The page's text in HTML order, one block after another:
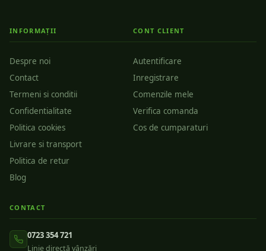
INFORMAȚII
Despre noi
Contact
Termeni si conditii
Confidentialitate
Politica cookies
Livrare si transport
Politica de retur
Blog
CONT CLIENT
Autentificare
Inregistrare
Comenzile mele
Verifica comanda
Cos de cumparaturi
CONTACT
0723 354 721
Linie directă vânzări